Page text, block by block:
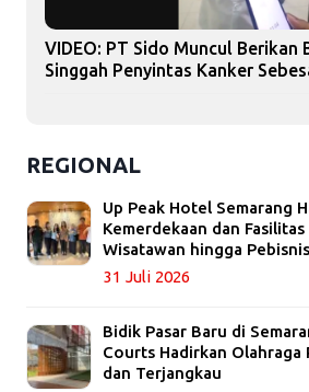
VIDEO: PT Sido Muncul Berikan
Singgah Penyintas Kanker
REGIONAL
Up Peak Hotel Semarang
Kemerdekaan dan
Wisatawan hingga Pebisnis
31 Juli 2026
Bidik Pasar Baru di
Courts Hadirkan Olahraga
dan Terjangkau